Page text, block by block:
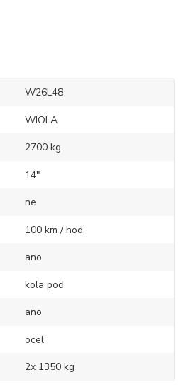
W26L48
WIOLA
2700 kg
14"
ne
100 km / hod
ano
kola pod
ano
ocel
2x 1350 kg